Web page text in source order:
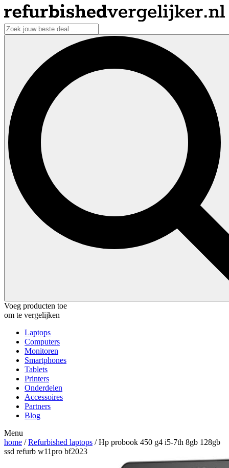
Voeg producten toe
om te vergelijken
Laptops
Computers
Monitoren
Smartphones
Tablets
Printers
Onderdelen
Accessoires
Partners
Blog
Menu
home /Refurbished laptops / Hp probook 450 g4 i5-7th 8gb 128gb
ssd refurb w11pro bf2023